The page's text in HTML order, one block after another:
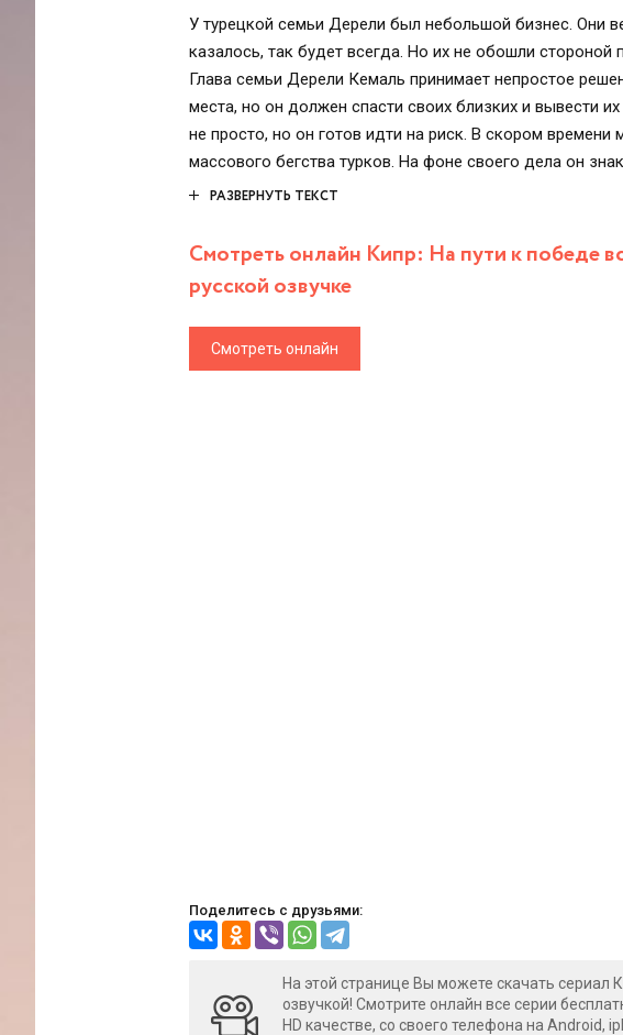
У турецкой семьи Дерели был небольшой бизнес. Они
казалось, так будет всегда. Но их не обошли стороной
Глава семьи Дерели Кемаль принимает непростое
места, но он должен спасти своих близких и вывести
не просто, но он готов идти на риск. В скором времени
массового бегства турков. На фоне своего дела он
Анкаралы, который тайно прибыл на остров из Турции.
РАЗВЕРНУТЬ ТЕКСТ
Смотреть онлайн Кипр: На пути к победе
русской озвучке
Смотреть онлайн
Поделитесь с друзьями:
На этой странице Вы можете скачать сериал
озвучкой! Смотрите онлайн все серии
HD качестве, со своего телефона на Android,